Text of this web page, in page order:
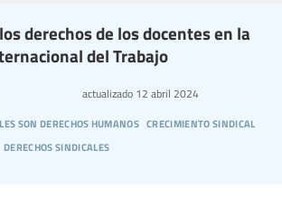
derechos de los docentes en la
del Trabajo
son derechos humanos crecimiento sindical
derechos sindicales
actualizado12 abril 2024